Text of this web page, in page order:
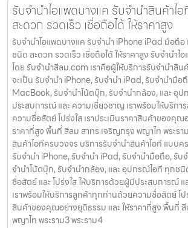
รับจำนำไอแพดบางแค รับจำนำสินค้าไ
สะดวก รวดเร็ว เชื่อถือได้ ให้ราคาสูง
รับจำนำไอแพดบางแค รับจำนำ iPhone iPad มือถือ
ชนิด สะดวก รวดเร็ว เชื่อถือได้ ให้ราคาสูง รับจำนำไ
โดย รับจํานําสีลม.com เราคือผู้ให้บริการรับจำนำสิน
จะเป็น รับจำนำ iPhone, รับจำนำ iPad, รับจำนำมือ
MacBook, รับจำนำโน้ตบุ๊ก, รับจำนำกล้อง, และ อุ
ประสบการณ์ และ ความเชี่ยวชาญ เราพร้อมให้บริก
ความซื่อสัตย์ โปร่งใส เราประเมินราคาสินค้าของคุณ
ราคาที่สูง พื้นที่ สีลม สาทร เจริญกรุง พญาไท พระรา
สินค้าไอทีครบวงจร บริการรับจำนำสินค้าไอที แบบค
รับจำนำ iPhone, รับจำนำ iPad, รับจำนำมือถือ, รับ
จำนำโน้ตบุ๊ก, รับจำนำกล้อง, และ อุปกรณ์ไอที ทุกช
ซื่อสัตย์ และ โปร่งใส ให้บริการด้วยผู้มีประสบการณ์
เราพร้อมให้บริการลูกค้าทุกท่านด้วยความซื่อสัตย์ โปร่
สินค้าของคุณอย่างยุติธรรม และ ให้ราคาที่สูง พื้นที่
พญาไท พระราม3 พระราม4